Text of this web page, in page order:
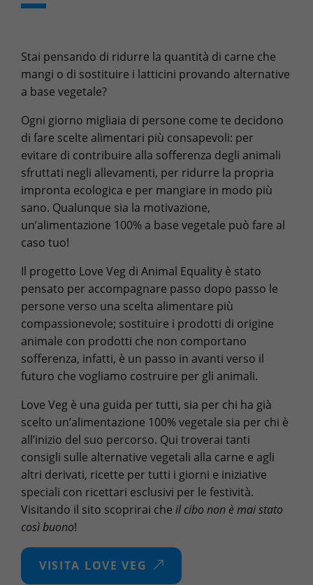
Stai pensando di ridurre la quantità di carne che
mangi o di sostituire i latticini provando alternative
a base vegetale?
Ogni giorno migliaia di persone come te decidono
di fare scelte alimentari più consapevoli: per
evitare di contribuire alla sofferenza degli animali
sfruttati negli allevamenti, per ridurre la propria
impronta ecologica e per mangiare in modo più
sano. Qualunque sia la motivazione,
un’alimentazione 100% a base vegetale può fare al
caso tuo!
Il progetto Love Veg di Animal Equality è stato
pensato per accompagnare passo dopo passo le
persone verso una scelta alimentare più
compassionevole; sostituire i prodotti di origine
animale con prodotti che non comportano
sofferenza, infatti, è un passo in avanti verso il
futuro che vogliamo costruire per gli animali.
Love Veg è una guida per tutti, sia per chi ha già
scelto un’alimentazione 100% vegetale sia per chi è
all’inizio del suo percorso. Qui troverai tanti
consigli sulle alternative vegetali alla carne e agli
altri derivati, ricette per tutti i giorni e iniziative
speciali con ricettari esclusivi per le festività.
Visitando il sito scoprirai che il cibo non è mai stato
così buono!
VISITA LOVE VEG